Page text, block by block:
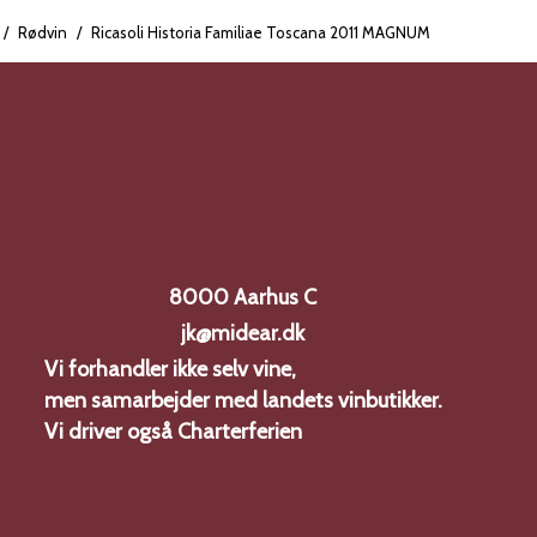
kirsebær, solbær,
/ Rødvin / Ricasoli Historia Familiae Toscana 2011 MAGNUM
8000 Aarhus C
jk@midear.dk
Vi forhandler ikke selv vine,
men samarbejder med landets vinbutikker.
Vi driver også Charterferien